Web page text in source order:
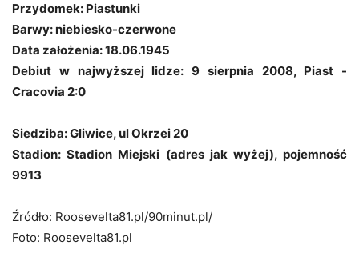
Przydomek: Piastunki
Barwy: niebiesko-czerwone
Data założenia: 18.06.1945
Debiut w najwyższej lidze: 9 sierpnia 2008, Piast -
Cracovia 2:0
Siedziba: Gliwice, ul Okrzei 20
Stadion: Stadion Miejski (adres jak wyżej), pojemność
9913
Źródło: Roosevelta81.pl/90minut.pl/
Foto: Roosevelta81.pl